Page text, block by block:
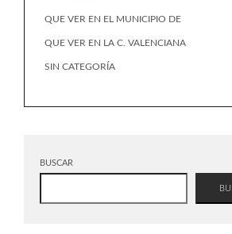
QUE VER EN EL MUNICIPIO DE
QUE VER EN LA C. VALENCIANA
SIN CATEGORÍA
BUSCAR